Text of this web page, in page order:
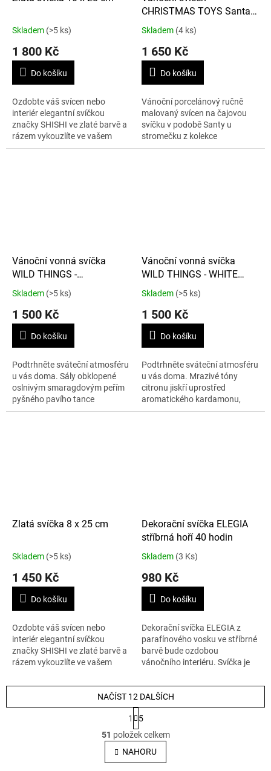
Skladem (>5 ks)
1 800 Kč
Do košíku
Ozdobte váš svícen nebo
interiér elegantní svíčkou
značky SHISHI ve zlaté barvě a
rázem vykouzlíte ve vašem
interiéru atmosféru palácových
CHRISTMAS TOYS Santa u
stromečku
Skladem (4 ks)
1 650 Kč
Do košíku
Vánoční porcelánový ručně
malovaný svícen na čajovou
svíčku v podobě Santy u
stromečku z kolekce
CHRISTMAS TOYS, výška 14
Vánoční vonná svíčka
WILD THINGS -
CHRISTMAS SPICE 320g
ATTENTION TO THE TAIL
Skladem (>5 ks)
1 500 Kč
Do košíku
Podtrhněte sváteční atmosféru
u vás doma. Sály obklopené
oslnivým smaragdovým peřím
pyšného pavího tance
uprostřed bohatých vůní
Vánoční vonná svíčka
WILD THINGS - WHITE
CHRISTMAS 320g YOU'RE
HOWLARIOUS
Skladem (>5 ks)
1 500 Kč
Do košíku
Podtrhněte sváteční atmosféru
u vás doma. Mrazivé tóny
citronu jiskří uprostřed
aromatického kardamonu,
zatímco bohatá vůně
Zlatá svíčka 8 x 25 cm
Skladem (>5 ks)
1 450 Kč
Do košíku
Ozdobte váš svícen nebo
interiér elegantní svíčkou
značky SHISHI ve zlaté barvě a
rázem vykouzlíte ve vašem
chodeb.
Dekorační svíčka ELEGIA
stříbrná hoří 40 hodin
Skladem (3 Ks)
980 Kč
Do košíku
Dekorační svíčka ELEGIA z
parafínového vosku ve stříbrné
barvě bude ozdobou
vánočního interiéru. Svíčka je
O
v
l
á
NAČÍST 12 DALŠÍCH
S
t
r
á
n
k
1
5
51 položek celkem
NAHORU